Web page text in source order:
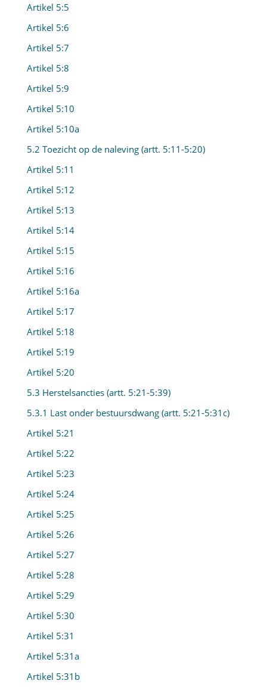
Artikel 5:5
Artikel 5:6
Artikel 5:7
Artikel 5:8
Artikel 5:9
Artikel 5:10
Artikel 5:10a
5.2 Toezicht op de naleving (artt. 5:11-5:20)
Artikel 5:11
Artikel 5:12
Artikel 5:13
Artikel 5:14
Artikel 5:15
Artikel 5:16
Artikel 5:16a
Artikel 5:17
Artikel 5:18
Artikel 5:19
Artikel 5:20
5.3 Herstelsancties (artt. 5:21-5:39)
5.3.1 Last onder bestuursdwang (artt. 5:21-5:31c)
Artikel 5:21
Artikel 5:22
Artikel 5:23
Artikel 5:24
Artikel 5:25
Artikel 5:26
Artikel 5:27
Artikel 5:28
Artikel 5:29
Artikel 5:30
Artikel 5:31
Artikel 5:31a
Artikel 5:31b